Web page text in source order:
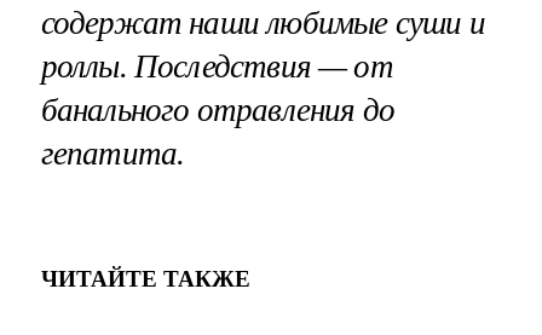
содержат наши любимые суши и
роллы. Последствия — от
банального отравления до
гепатита.
ЧИТАЙТЕ ТАКЖЕ